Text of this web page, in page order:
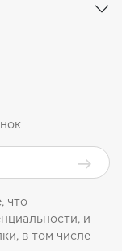
что
, и
в том числе